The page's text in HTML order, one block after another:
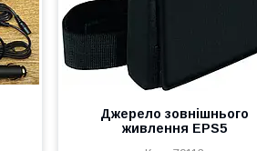
Джерело зовнішнього
живлення EPS5